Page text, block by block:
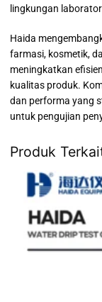
lingkungan
Haida
farmasi, kosmetik,
meningkatkan
kualitas produk.
dan performa yang
untuk pengujian
Produk